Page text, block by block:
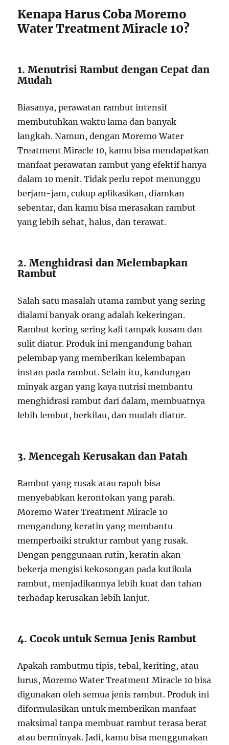
Kenapa Harus Coba Moremo
Water Treatment Miracle 10?
1. Menutrisi Rambut dengan Cepat dan
Mudah
Biasanya, perawatan rambut intensif
membutuhkan waktu lama dan banyak
langkah. Namun, dengan Moremo Water
Treatment Miracle 10, kamu bisa mendapatkan
manfaat perawatan rambut yang efektif hanya
dalam 10 menit. Tidak perlu repot menunggu
berjam-jam, cukup aplikasikan, diamkan
sebentar, dan kamu bisa merasakan rambut
yang lebih sehat, halus, dan terawat.
2. Menghidrasi dan Melembapkan
Rambut
Salah satu masalah utama rambut yang sering
dialami banyak orang adalah kekeringan.
Rambut kering sering kali tampak kusam dan
sulit diatur. Produk ini mengandung bahan
pelembap yang memberikan kelembapan
instan pada rambut. Selain itu, kandungan
minyak argan yang kaya nutrisi membantu
menghidrasi rambut dari dalam, membuatnya
lebih lembut, berkilau, dan mudah diatur.
3. Mencegah Kerusakan dan Patah
Rambut yang rusak atau rapuh bisa
menyebabkan kerontokan yang parah.
Moremo Water Treatment Miracle 10
mengandung keratin yang membantu
memperbaiki struktur rambut yang rusak.
Dengan penggunaan rutin, keratin akan
bekerja mengisi kekosongan pada kutikula
rambut, menjadikannya lebih kuat dan tahan
terhadap kerusakan lebih lanjut.
4. Cocok untuk Semua Jenis Rambut
Apakah rambutmu tipis, tebal, keriting, atau
lurus, Moremo Water Treatment Miracle 10 bisa
digunakan oleh semua jenis rambut. Produk ini
diformulasikan untuk memberikan manfaat
maksimal tanpa membuat rambut terasa berat
atau berminyak. Jadi, kamu bisa menggunakan